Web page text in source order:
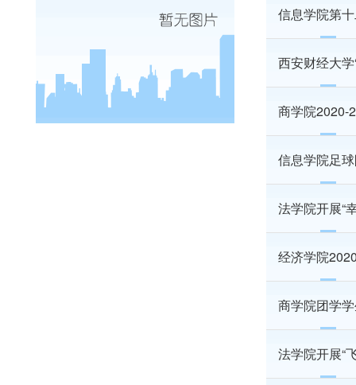
信息学院第
西安财经大
商学院2020-
信息学院足
法学院开展“
经济学院
商学院团学
法学院开展“